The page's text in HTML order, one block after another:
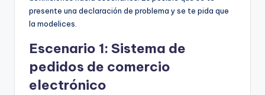
presente una declaración de problema y se te pida que
la modelices.
Escenario 1: Sistema de
pedidos de comercio
electrónico